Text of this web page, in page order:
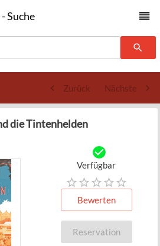
Suche
Zurück Nächste
die Tintenhelden
Verfügbar
Bewerten
Reservation